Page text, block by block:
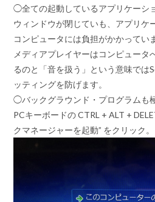
◯全ての起動しているアプリケーシ
ウィンドウが閉じていも、アプリケ
コンピュータには負担がかかってい
メディアプレイヤーはコンピュータ
るのと「音を扱う」という意味では
ッティングを防げます。
◯バックグラウンド・プログラムも
PCキーボードの CTRL + ALT +
クマネージャーを起動” をクリック。